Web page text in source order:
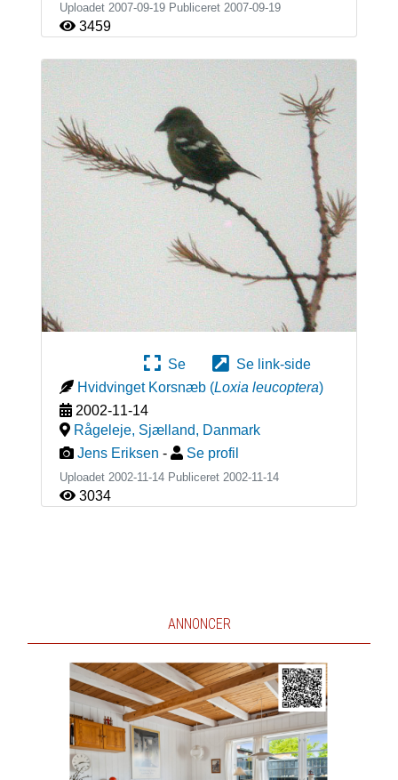
Uploadet 2007-09-19 Publiceret 2007-09-19
3459
Se
Se link-side
Hvidvinget Korsnæb (Loxia leucoptera)
2002-11-14
Rågeleje, Sjælland, Danmark
Jens Eriksen - Se profil
Uploadet 2002-11-14 Publiceret 2002-11-14
3034
ANNONCER